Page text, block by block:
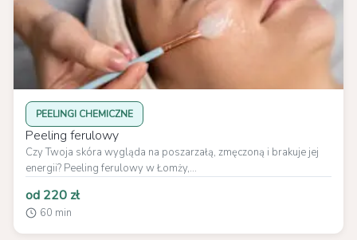
PEELINGI CHEMICZNE
Peeling ferulowy
Czy Twoja skóra wygląda na poszarzałą, zmęczoną i brakuje jej
energii? Peeling ferulowy w Łomży,...
od 220 zł
60 min